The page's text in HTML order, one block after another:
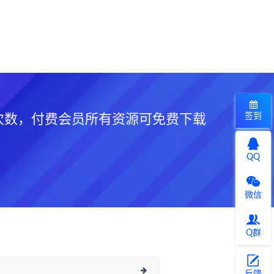
，付费会员所有资源可免费下载 签到
QQ
微信
Q群